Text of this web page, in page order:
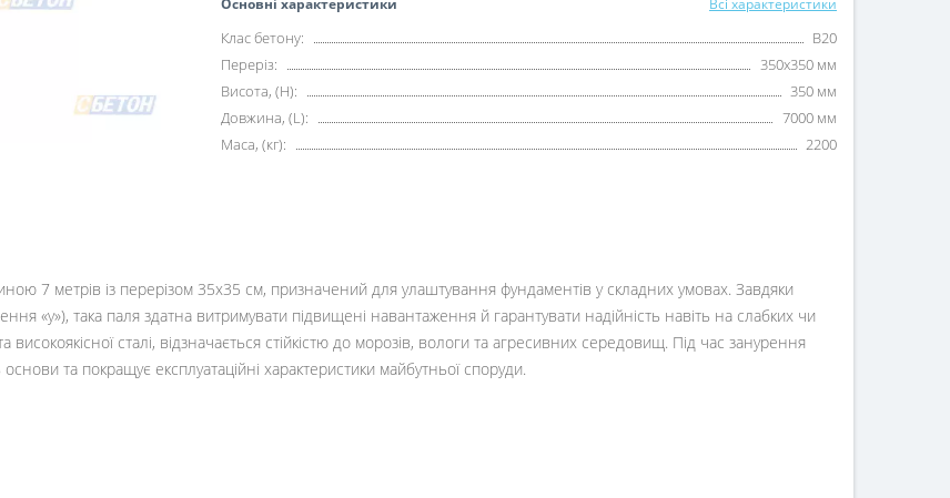
Основні характеристики Всі характеристики
Клас бетону:
B20
Переріз:
350х350 мм
Висота, (H):
350 мм
Довжина, (L):
7000 мм
Маса, (кг):
2200
7 метрів із перерізом 35х35 см, призначений для улаштування фундаментів у складних умовах. Завдяки
«у»), така паля здатна витримувати підвищені навантаження й гарантувати надійність навіть на слабких чи
сталі, відзначається стійкістю до морозів, вологи та агресивних середовищ. Під час занурення
та покращує експлуатаційні характеристики майбутньої споруди.